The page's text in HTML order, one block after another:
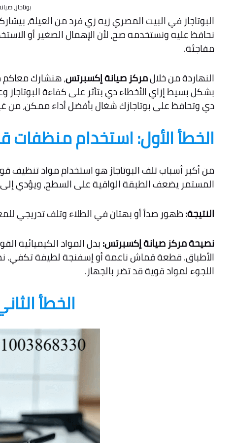
بوتاجاز،
البوتاجاز في البيت المصري زيه زي فرد من العيلة،
نحافظ عليه ونستخدمه صح، لأن الإهمال الصغير أو
مفاجئة.
النهاردة من خلالمركز صيانة إكسبرتس، هنشارك معاكم
بشكل بسيط إزاي الأخطاء دي بتأثر على كفاءة
دي وتحافظ على بوتاجازك شغال بأفضل أداء ممكن، من
الخطأ الأول: استخدام منظفات
من أكبر أسباب تلف البوتاجاز هو استخدام مواد تنظيف
المستمر يضعف الطبقة الواقية على السطح، ويؤدي إلى
النتيجة:ظهور صدأ أو بهتان في الطلاء وتلف تدريجي
نصيحة مركز صيانة إكسبرتس:بدل المواد الكيميائية
الأطباق. قطعة قماش ناعمة أو إسفنجة لطيفة تكفي. نظف
اللجوء لمواد قوية قد تضر بالجهاز.
الخطأ